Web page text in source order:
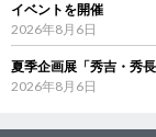
イベントを開催
2026年8月6日
夏季企画展「秀吉・秀
2026年8月6日